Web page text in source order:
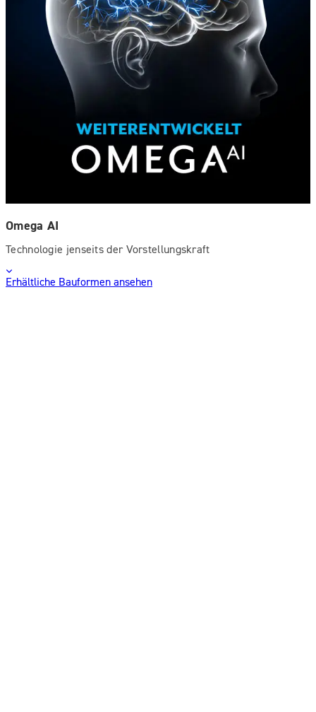
Omega AI
Technologie jenseits der Vorstellungskraft
Erhältliche Bauformen ansehen